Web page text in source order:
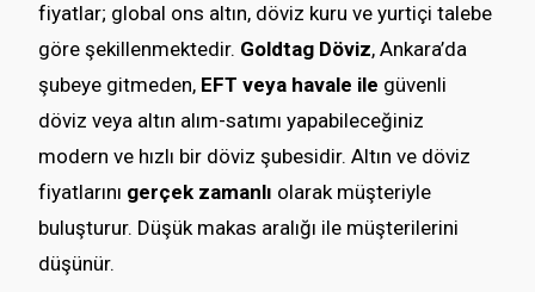
fiyatlar; global ons altın, döviz kuru ve yurtiçi talebe
göre şekillenmektedir. Goldtag Döviz, Ankara’da
şubeye gitmeden, EFT veya havale ile güvenli
döviz veya altın alım-satımı yapabileceğiniz
modern ve hızlı bir döviz şubesidir. Altın ve döviz
fiyatlarını gerçek zamanlı olarak müşteriyle
buluşturur. Düşük makas aralığı ile müşterilerini
düşünür.